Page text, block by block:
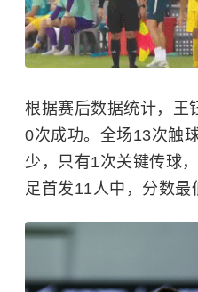
根据赛后数据统计，王
0次成功。全场13次触
少，只有1次关键传球
足首发11人中，分数最